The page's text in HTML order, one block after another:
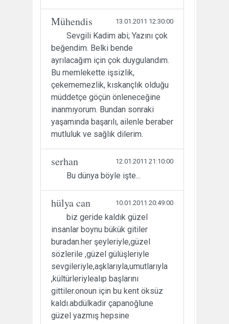
Mühendis 13.01.2011 12:30:00
Sevgili Kadim abi; Yazını çok
beğendim. Belki bende
ayrılacağım için çok duygulandım.
Bu memlekette işsizlik,
çekememezlik, kıskançlık olduğu
müddetçe göçün önleneceğine
inanmıyorum. Bundan sonraki
yaşamında başarılı, ailenle beraber
mutluluk ve sağlık dilerim.
serhan 12.01.2011 21:10:00
Bu dünya böyle işte...
hülya can 10.01.2011 20:49:00
biz geride kaldık güzel
insanlar boynu bükük gitiler
buradan.her şeyleriyle,güzel
sözlerile ,güzel gülüşleriyle
sevgileriyle,aşklarıyla,umutlarıyla
,kültürleriylealıp başlarını
gittiler.onoun için bu kent öksüz
kaldı.abdülkadir çapanoğlune
güzel yazmış hepsine